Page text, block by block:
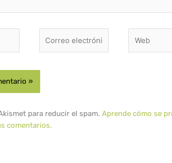
electrónico*
para reducir el spam.Aprende cómo se
comentarios.